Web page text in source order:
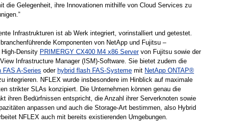
die Gelegenheit, ihre Innovationen mithilfe von Cloud Services zu
Infrastrukturen ist ab Werk integriert, vorinstalliert und getestet.
Komponenten von NetApp und Fujitsu –
Density PRIMERGY CX400 M4 x86 Servervon Fujitsu sowie der
Infrastructure Manager (ISM)-Software. Sie bietet zudem die
FAS A-Series oder hybrid flash FAS-Systeme mit NetApp ONTAP®
integrieren. NFLEX wurde insbesondere im Hinblick auf maximale
strikter SLAs konzipiert. Die Unternehmen können genau die
ihren Bedürfnissen entspricht, die Anzahl ihrer Serverknoten sowie
anpassen und auch die Storage-Art bestimmen, also Hybrid
NFLEX auch mit bereits existierenden Umgebungen.